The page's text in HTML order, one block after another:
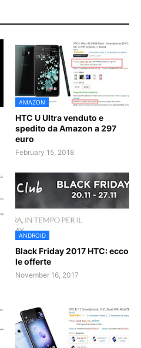
AMAZON
HTC U Ultra venduto e
spedito da Amazon a 297
euro
February 15, 2018
ANDROID
Black Friday 2017 HTC: ecco
le offerte
November 16, 2017